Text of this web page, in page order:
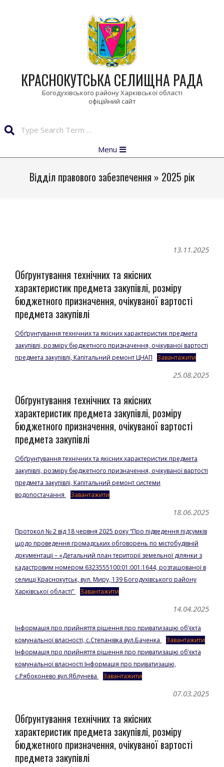
КРАСНОКУТСЬКА СЕЛИЩНА РАДА
Богодухівського району Харківської області
Navigation
Menu
Відділ правового забезпечення » 2025 рік
13.11.2025
Обґрунтування технічних та якісних
характеристик предмета закупівлі, розміру
бюджетного призначення, очікуваної вартості
предмета закупівлі
Обґрунтування технічних та якісних характеристик предмета
закупівлі, розміру бюджетного призначення, очікуваної вартості
предмета закупівлі, Капітальний ремонт ЦНАП
Завантажити
25.08.2025
Обґрунтування технічних та якісних
характеристик предмета закупівлі, розміру
бюджетного призначення, очікуваної вартості
предмета закупівлі
Обґрунтування технічних та якісних характеристик предмета
закупівлі, розміру бюджетного призначення, очікуваної вартості
предмета закупівлі, Капітальний ремонт системи
водопостачання
Завантажити
18.06.2025
Протокол № 2 від 18 червня 2025 року “Про підведення підсумків
щодо проведення громадських обговорень по містобудівній
документації – «Детальний план території земельної ділянки з
кадастровим номером 6323555100:01:001:1644, розташованої в
селищі Краснокутськ, вул. Миру, 139 Богодухівського району
Харківської області”
Завантажити
14.04.2025
Інформація про прийняття рішення про приватизацію об’єкта
комунальної власності, с.Степанівка вул.Баченка
Завантажити
Інформація про прийняття рішення про приватизацію об’єкта
комунальної власності Інформація про приватизацію,
с.Рябоконево вул.Яблунева
Завантажити
07.03.2025
Обґрунтування технічних та якісних
характеристик предмета закупівлі, розміру
бюджетного призначення, очікуваної вартості
предмета закупівлі